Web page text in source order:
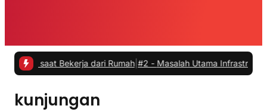
saat Bekerja dari Rumah| #2 -Masalah Utama Infrastruktur
kunjungan